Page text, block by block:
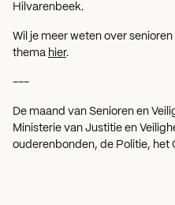
Hilvarenbeek.
Wil je meer weten over
thema hier.
---
De maand van Senioren en
Ministerie van Justitie en
ouderenbonden, de Politie, het